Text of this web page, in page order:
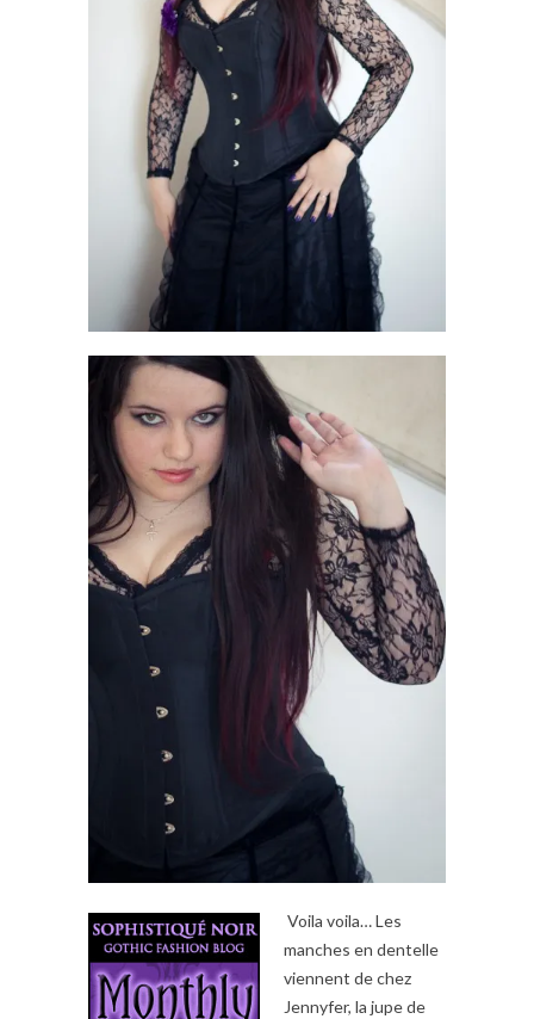
Voila voila… Les
manches en dentelle
viennent de chez
Jennyfer, la jupe de